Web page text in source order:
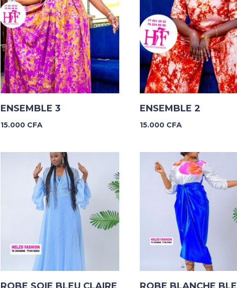
ENSEMBLE 3
15.000 CFA
ENSEMBLE 2
15.000 CFA